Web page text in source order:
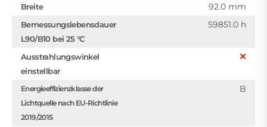
Breite 92.0 mm
Bemessungslebensdauer
L90/B10 bei 25 °C
59851.0 h
Ausstrahlungswinkel
einstellbar
Energieeffizienzklasse der
Lichtquelle nach EU-Richtlinie
2019/2015
B